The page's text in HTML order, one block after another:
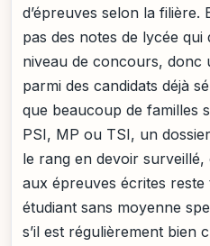
d’épreuves selon la
pas des notes de lycée
niveau de concours, donc
parmi des candidats déjà
que beaucoup de familles
PSI, MP ou TSI, un
le rang en devoir
aux épreuves écrites
étudiant sans moyenne
s’il est régulièrement bien